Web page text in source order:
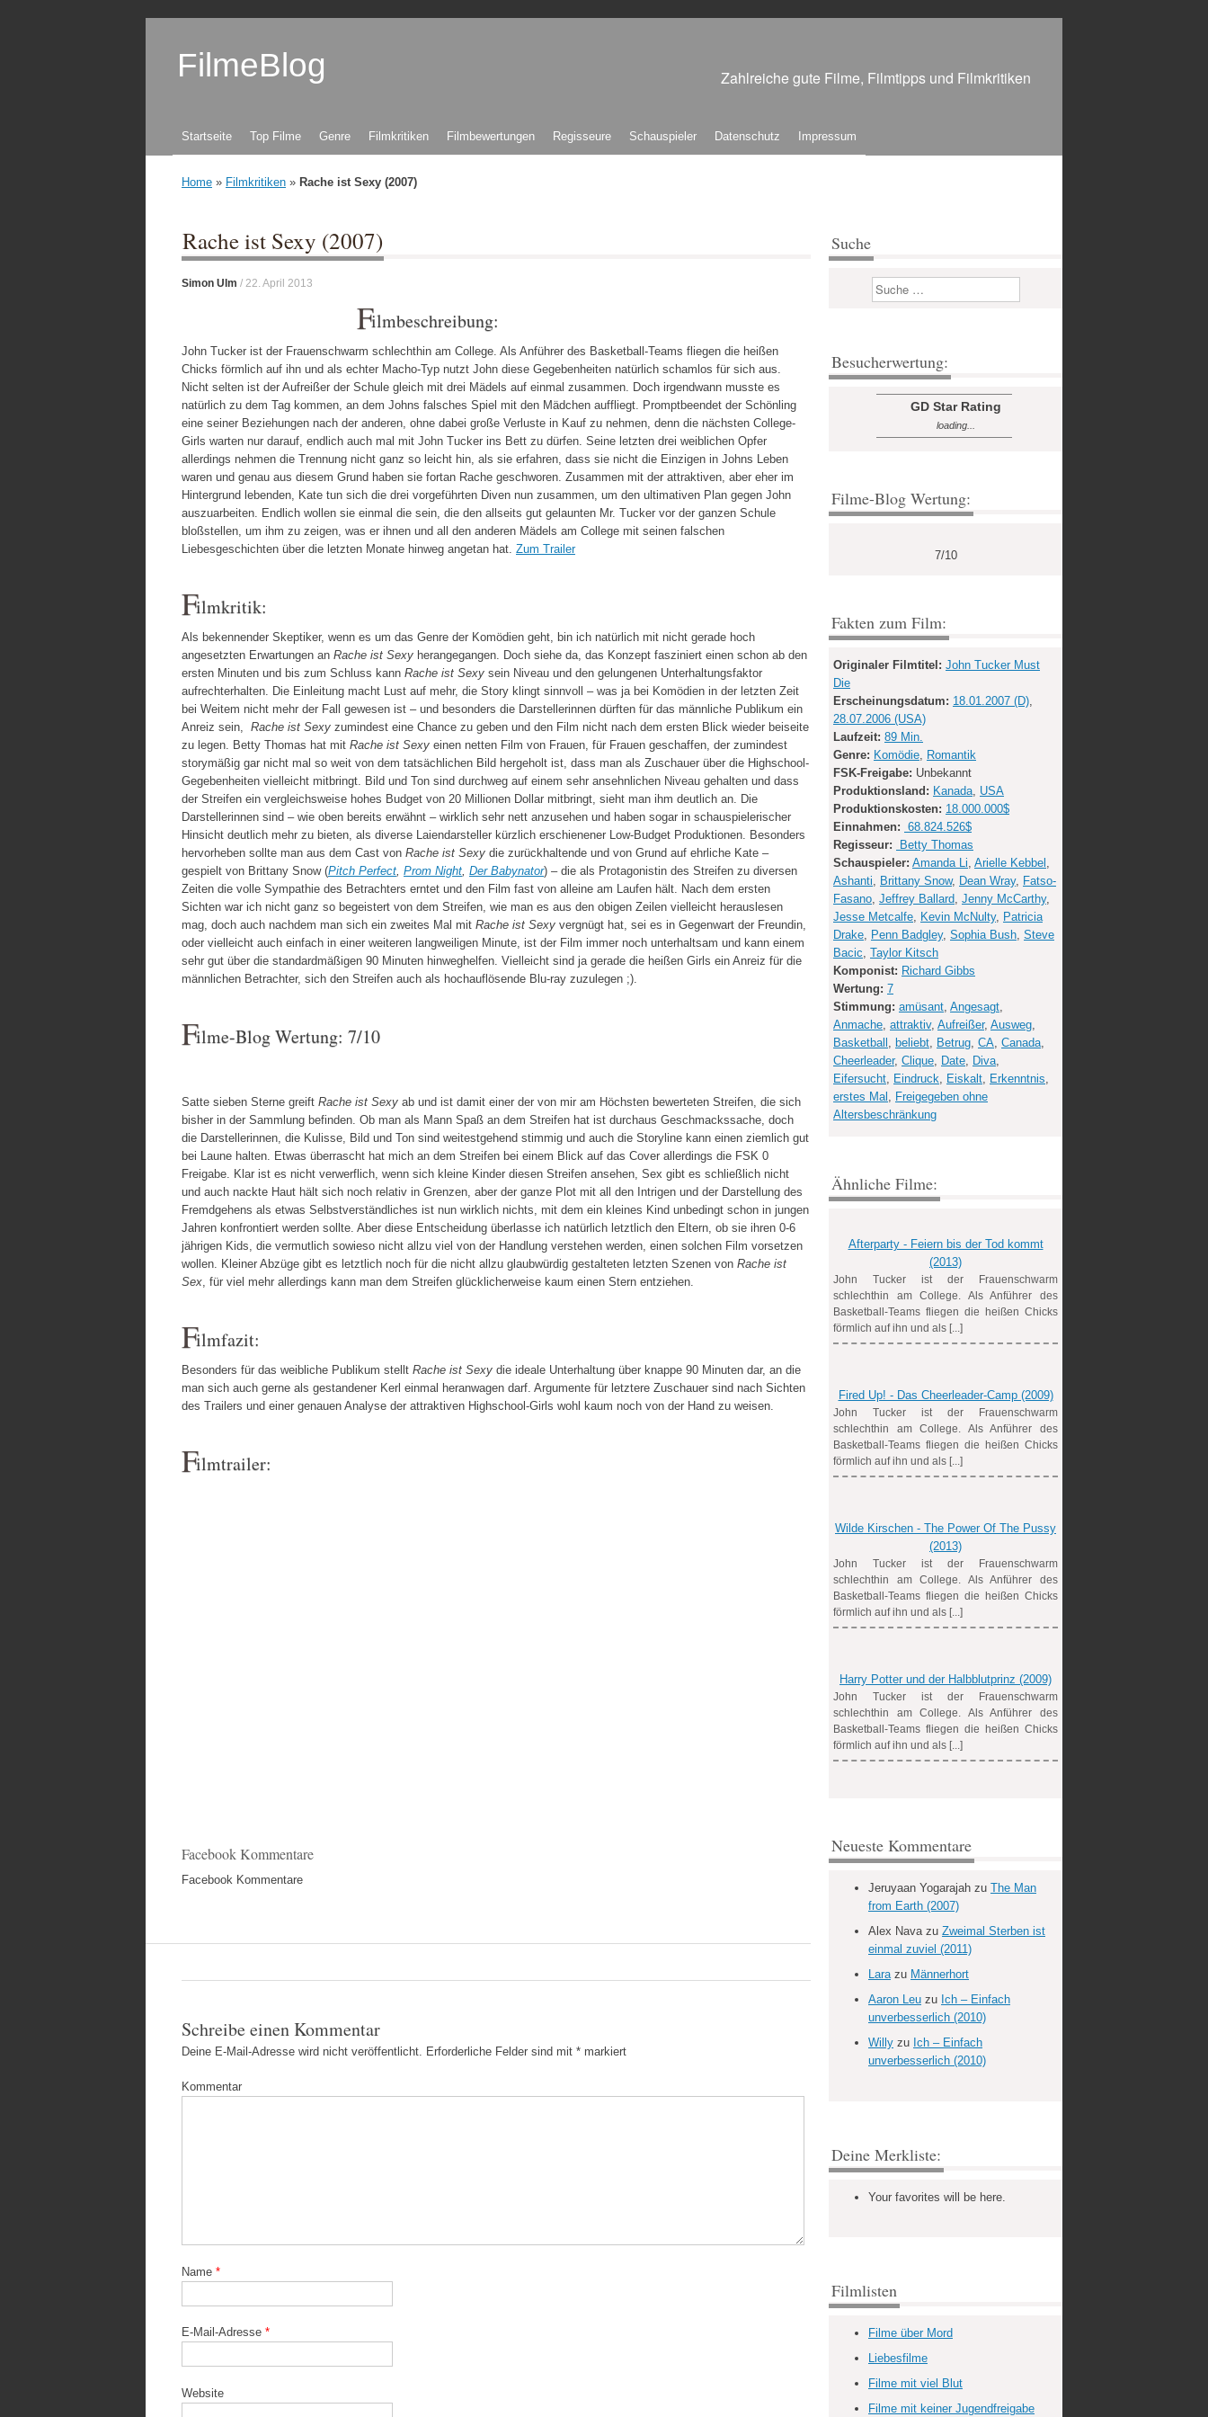
FilmeBlog Zahlreiche gute Filme, Filmtipps und Filmkritiken
Zum Inhalt springen
Startseite Top Filme Genre Filmkritiken Filmbewertungen Regisseure Schauspieler Datenschutz Impressum
Home » Filmkritiken » Rache ist Sexy (2007)
Rache ist Sexy (2007)
Simon Ulm / 22. April 2013
Filmbeschreibung:
John Tucker ist der Frauenschwarm schlechthin am College. Als Anführer des Basketball-Teams fliegen die heißen
Chicks förmlich auf ihn und als echter Macho-Typ nutzt John diese Gegebenheiten natürlich schamlos für sich aus.
Nicht selten ist der Aufreißer der Schule gleich mit drei Mädels auf einmal zusammen. Doch irgendwann musste es
natürlich zu dem Tag kommen, an dem Johns falsches Spiel mit den Mädchen auffliegt. Promptbeendet der Schönling
eine seiner Beziehungen nach der anderen, ohne dabei große Verluste in Kauf zu nehmen, denn die nächsten College-
Girls warten nur darauf, endlich auch mal mit John Tucker ins Bett zu dürfen. Seine letzten drei weiblichen Opfer
allerdings nehmen die Trennung nicht ganz so leicht hin, als sie erfahren, dass sie nicht die Einzigen in Johns Leben
waren und genau aus diesem Grund haben sie fortan Rache geschworen. Zusammen mit der attraktiven, aber eher im
Hintergrund lebenden, Kate tun sich die drei vorgeführten Diven nun zusammen, um den ultimativen Plan gegen John
auszuarbeiten. Endlich wollen sie einmal die sein, die den allseits gut gelaunten Mr. Tucker vor der ganzen Schule
bloßstellen, um ihm zu zeigen, was er ihnen und all den anderen Mädels am College mit seinen falschen
Liebesgeschichten über die letzten Monate hinweg angetan hat. Zum Trailer
Filmkritik:
Als bekennender Skeptiker, wenn es um das Genre der Komödien geht, bin ich natürlich mit nicht gerade hoch
angesetzten Erwartungen an Rache ist Sexy herangegangen. Doch siehe da, das Konzept fasziniert einen schon ab den
ersten Minuten und bis zum Schluss kann Rache ist Sexy sein Niveau und den gelungenen Unterhaltungsfaktor
aufrechterhalten. Die Einleitung macht Lust auf mehr, die Story klingt sinnvoll – was ja bei Komödien in der letzten Zeit
bei Weitem nicht mehr der Fall gewesen ist – und besonders die Darstellerinnen dürften für das männliche Publikum ein
Anreiz sein, Rache ist Sexy zumindest eine Chance zu geben und den Film nicht nach dem ersten Blick wieder beiseite
zu legen. Betty Thomas hat mit Rache ist Sexy einen netten Film von Frauen, für Frauen geschaffen, der zumindest
storymäßig gar nicht mal so weit von dem tatsächlichen Bild hergeholt ist, dass man als Zuschauer über die Highschool-
Gegebenheiten vielleicht mitbringt. Bild und Ton sind durchweg auf einem sehr ansehnlichen Niveau gehalten und dass
der Streifen ein vergleichsweise hohes Budget von 20 Millionen Dollar mitbringt, sieht man ihm deutlich an. Die
Darstellerinnen sind – wie oben bereits erwähnt – wirklich sehr nett anzusehen und haben sogar in schauspielerischer
Hinsicht deutlich mehr zu bieten, als diverse Laiendarsteller kürzlich erschienener Low-Budget Produktionen. Besonders
hervorheben sollte man aus dem Cast von Rache ist Sexy die zurückhaltende und von Grund auf ehrliche Kate –
gespielt von Brittany Snow (Pitch Perfect Prom Night Der Babynator) – die als Protagonistin des Streifen zu diversen
Zeiten die volle Sympathie des Betrachters erntet und den Film fast von alleine am Laufen hält. Nach dem ersten
Sichten war ich nicht ganz so begeistert von dem Streifen, wie man es aus den obigen Zeilen vielleicht herauslesen
mag, doch auch nachdem man sich ein zweites Mal mit Rache ist Sexy vergnügt hat, sei es in Gegenwart der Freundin,
oder vielleicht auch einfach in einer weiteren langweiligen Minute, ist der Film immer noch unterhaltsam und kann einem
sehr gut über die standardmäßigen 90 Minuten hinweghelfen. Vielleicht sind ja gerade die heißen Girls ein Anreiz für die
männlichen Betrachter, sich den Streifen auch als hochauflösende Blu-ray zuzulegen ;).
Filme-Blog Wertung: 7/10
Satte sieben Sterne greift Rache ist Sexy ab und ist damit einer der von mir am Höchsten bewerteten Streifen, die sich
bisher in der Sammlung befinden. Ob man als Mann Spaß an dem Streifen hat ist durchaus Geschmackssache, doch
die Darstellerinnen, die Kulisse, Bild und Ton sind weitestgehend stimmig und auch die Storyline kann einen ziemlich gut
bei Laune halten. Etwas überrascht hat mich an dem Streifen bei einem Blick auf das Cover allerdings die FSK 0
Freigabe. Klar ist es nicht verwerflich, wenn sich kleine Kinder diesen Streifen ansehen, Sex gibt es schließlich nicht
und auch nackte Haut hält sich noch relativ in Grenzen, aber der ganze Plot mit all den Intrigen und der Darstellung des
Fremdgehens als etwas Selbstverständliches ist nun wirklich nichts, mit dem ein kleines Kind unbedingt schon in jungen
Jahren konfrontiert werden sollte. Aber diese Entscheidung überlasse ich natürlich letztlich den Eltern, ob sie ihren 0-6
jährigen Kids, die vermutlich sowieso nicht allzu viel von der Handlung verstehen werden, einen solchen Film vorsetzen
wollen. Kleiner Abzüge gibt es letztlich noch für die nicht allzu glaubwürdig gestalteten letzten Szenen von Rache ist
Sex, für viel mehr allerdings kann man dem Streifen glücklicherweise kaum einen Stern entziehen.
Filmfazit:
Besonders für das weibliche Publikum stellt Rache ist Sexy die ideale Unterhaltung über knappe 90 Minuten dar, an die
man sich auch gerne als gestandener Kerl einmal heranwagen darf. Argumente für letztere Zuschauer sind nach Sichten
des Trailers und einer genauen Analyse der attraktiven Highschool-Girls wohl kaum noch von der Hand zu weisen.
Filmtrailer:
Facebook Kommentare
Facebook Kommentare
Schreibe einen Kommentar
Deine E-Mail-Adresse wird nicht veröffentlicht. Erforderliche Felder sind mit * markiert
Kommentar
Name *
E-Mail-Adresse *
Website
Suche
Suchen
Besucherwertung:
GD Star Rating
loading...
Filme-Blog Wertung:
7/10
Fakten zum Film:
Originaler Filmtitel: John Tucker Must
Die
Erscheinungsdatum: 18.01.2007 (D),
28.07.2006 (USA)
Laufzeit: 89 Min.
Genre: Komödie, Romantik
FSK-Freigabe: Unbekannt
Produktionsland: Kanada, USA
Produktionskosten: 18.000.000$
Einnahmen: 68.824.526$
Regisseur:
Betty Thomas
Schauspieler: Amanda Li, Arielle Kebbel ,
Ashanti, Brittany Snow, Dean Wray, Fatso-
Fasano, Jeffrey Ballard, Jenny McCarthy,
Jesse Metcalfe, Kevin McNulty, Patricia
Drake, Penn Badgley, Sophia Bush, Steve
Bacic, Taylor Kitsch
Komponist: Richard Gibbs
Wertung: 7
Stimmung: amüsant, Angesagt,
Anmache, attraktiv, Aufreißer, Ausweg,
Basketball , beliebt, Betrug, CA, Canada,
Cheerleader, Clique, Date, Diva,
Eifersucht, Eindruck, Eiskalt, Erkenntnis,
erstes Mal , Freigegeben ohne
Altersbeschränkung
Ähnliche Filme:
Afterparty - Feiern bis der Tod kommt
(2013)
John Tucker ist der Frauenschwarm
schlechthin am College. Als Anführer des
Basketball-Teams fliegen die heißen Chicks
förmlich auf ihn und als [...]
Fired Up! - Das Cheerleader-Camp (2009)
John Tucker ist der Frauenschwarm
schlechthin am College. Als Anführer des
Basketball-Teams fliegen die heißen Chicks
förmlich auf ihn und als [...]
Wilde Kirschen - The Power Of The Pussy
(2013)
John Tucker ist der Frauenschwarm
schlechthin am College. Als Anführer des
Basketball-Teams fliegen die heißen Chicks
förmlich auf ihn und als [...]
Harry Potter und der Halbblutprinz (2009)
John Tucker ist der Frauenschwarm
schlechthin am College. Als Anführer des
Basketball-Teams fliegen die heißen Chicks
förmlich auf ihn und als [...]
Neueste Kommentare
Jeruyaan Yogarajah zu The Man
from Earth (2007)
Alex Navazu Zweimal Sterben ist
einmal zuviel (2011)
Larazu Männerhort
Aaron Leu zu Ich – Einfach
unverbesserlich (2010)
Willy zu Ich – Einfach
unverbesserlich (2010)
Deine Merkliste:
Your favorites will be here.
Filmlisten
Filme über Mord
Liebesfilme
Filme mit viel Blut
Filme mit keiner Jugendfreigabe